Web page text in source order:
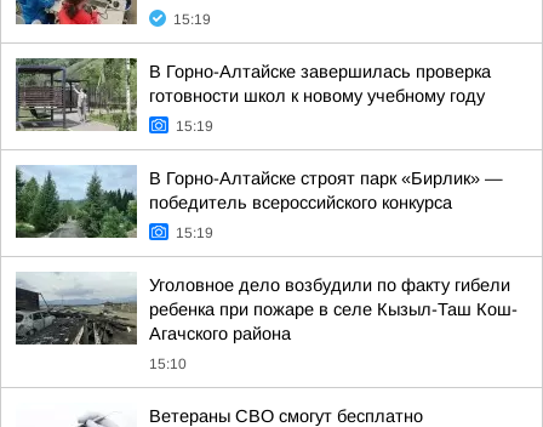
15:19
В Горно-Алтайске завершилась проверка
готовности школ к новому учебному году
15:19
В Горно-Алтайске строят парк «Бирлик» —
победитель всероссийского конкурса
15:19
Уголовное дело возбудили по факту гибели
ребенка при пожаре в селе Кызыл-Таш Кош-
Агачского района
15:10
Ветераны СВО смогут бесплатно